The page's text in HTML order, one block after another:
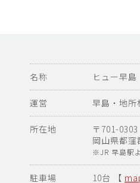
名称 ヒュー早島
運営 早島・地所
所在地
〒701-0303
岡山県都窪
※JR 早島駅
駐車場 10台 【